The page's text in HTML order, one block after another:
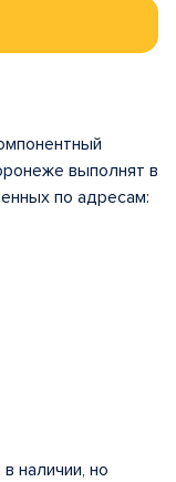
выполнят в
по адресам:
наличии, но